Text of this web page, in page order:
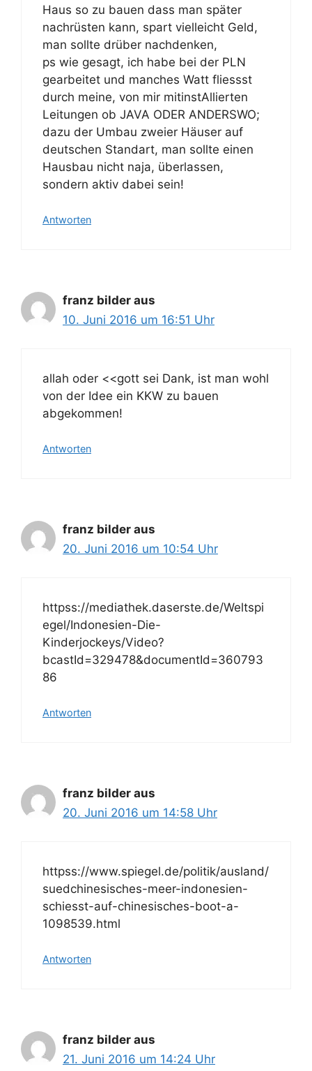
Haus so zu bauen dass man später
nachrüsten kann, spart vielleicht Geld,
man sollte drüber nachdenken,
ps wie gesagt, ich habe bei der PLN
gearbeitet und manches Watt fliessst
durch meine, von mir mitinstAllierten
Leitungen ob JAVA ODER ANDERSWO;
dazu der Umbau zweier Häuser auf
deutschen Standart, man sollte einen
Hausbau nicht naja, überlassen,
sondern aktiv dabei sein!
Antworten
franz bilder aus
10. Juni 2016 um 16:51 Uhr
allah oder <<gott sei Dank, ist man wohl
von der Idee ein KKW zu bauen
abgekommen!
Antworten
franz bilder aus
20. Juni 2016 um 10:54 Uhr
httpss://mediathek.daserste.de/Weltspi
egel/Indonesien-Die-
Kinderjockeys/Video?
bcastId=329478&documentId=360793
86
Antworten
franz bilder aus
20. Juni 2016 um 14:58 Uhr
httpss://www.spiegel.de/politik/ausland/
suedchinesisches-meer-indonesien-
schiesst-auf-chinesisches-boot-a-
1098539.html
Antworten
franz bilder aus
21. Juni 2016 um 14:24 Uhr